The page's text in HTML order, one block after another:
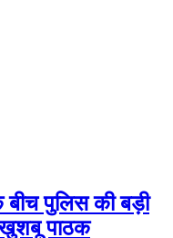
पुलिस की बड़ी
खुशबू पाठक